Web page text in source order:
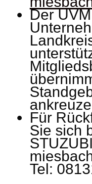
Der UVM
Für
Sie sich
Tel: